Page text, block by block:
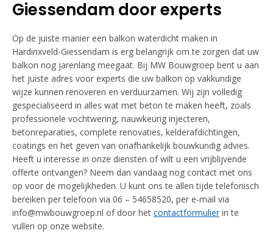
Giessendam door experts
Op de juiste manier een balkon waterdicht maken in
Hardinxveld-Giessendam is erg belangrijk om te zorgen dat uw
balkon nog jarenlang meegaat. Bij MW Bouwgroep bent u aan
het juiste adres voor experts die uw balkon op vakkundige
wijze kunnen renoveren en verduurzamen. Wij zijn volledig
gespecialiseerd in alles wat met beton te maken heeft, zoals
professionele vochtwering, nauwkeurig injecteren,
betonreparaties, complete renovaties, kelderafdichtingen,
coatings en het geven van onafhankelijk bouwkundig advies.
Heeft u interesse in onze diensten of wilt u een vrijblijvende
offerte ontvangen? Neem dan vandaag nog contact met ons
op voor de mogelijkheden. U kunt ons te allen tijde telefonisch
bereiken per telefoon via 06 – 54658520, per e-mail via
info@mwbouwgroep.nl of door het contactformulierin te
vullen op onze website.